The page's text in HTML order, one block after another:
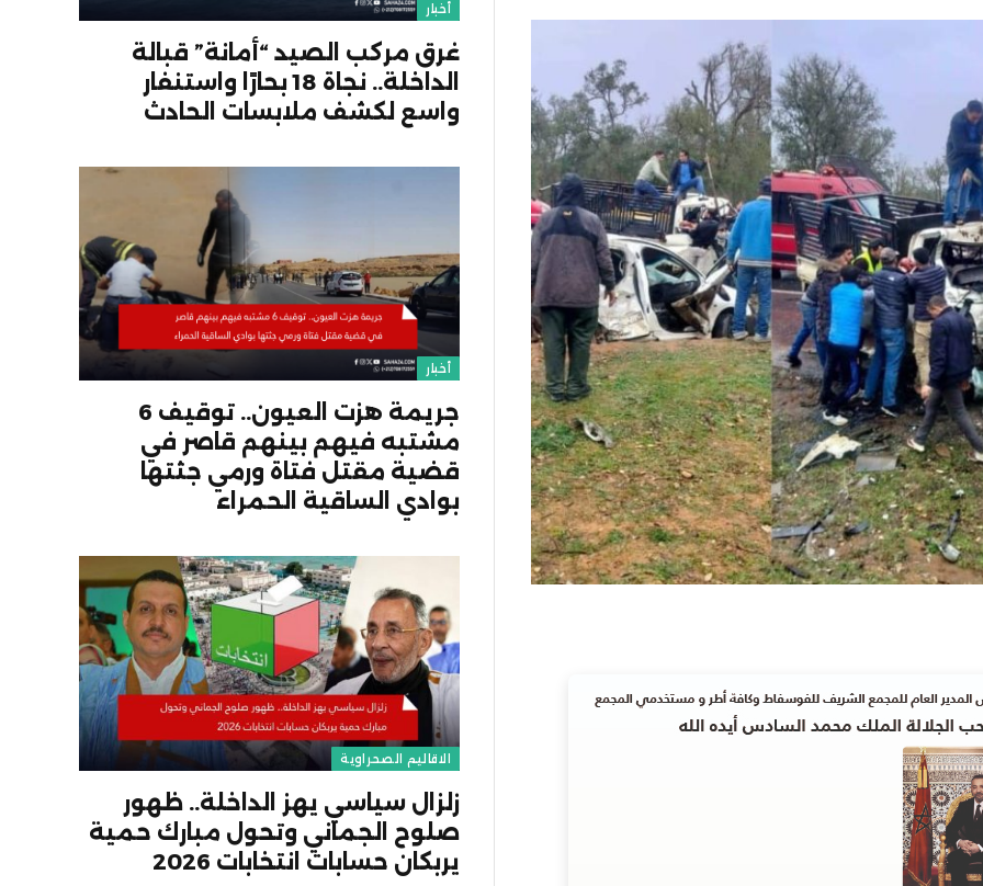
أخبار
غرق مركب الصيد “أمانة” قبالة
الداخلة.. نجاة 18 بحارًا واستنفار
واسع لكشف ملابسات الحادث
أخبار
جريمة هزت العيون.. توقيف 6
مشتبه فيهم بينهم قاصر في
قضية مقتل فتاة ورمي جثتها
بوادي الساقية الحمراء
الاقاليم الصحراوية
زلزال سياسي يهز الداخلة.. ظهور
صلوح الجماني وتحول مبارك حمية
يربكان حسابات انتخابات 2026